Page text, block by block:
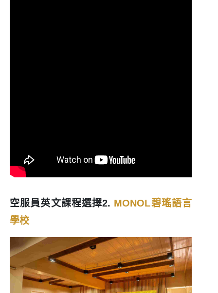
空服員英文課程選擇2. MONOL碧瑤語言
學校